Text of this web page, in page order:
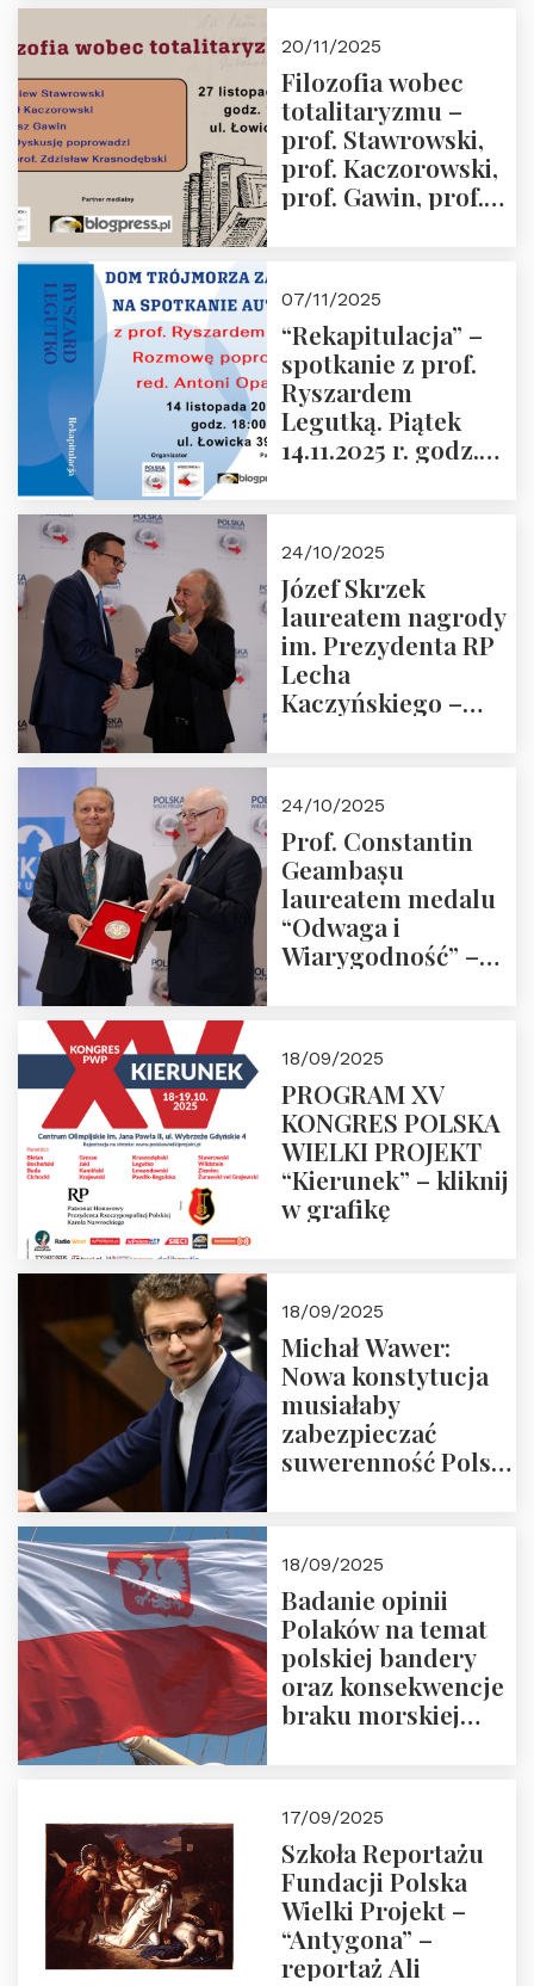
Przemysław
Sobolewski – 4
grudnia 2025 r.
godz. 18:00.
20/11/2025
Filozofia wobec
totalitaryzmu –
prof. Stawrowski,
prof. Kaczorowski,
prof. Gawin, prof.
07/11/2025
“Rekapitulacja” –
spotkanie z prof.
Ryszardem
Legutką. Piątek
14.11.2025 r. godz.
24/10/2025
Józef Skrzek
laureatem nagrody
im. Prezydenta RP
Lecha
Kaczyńskiego –
24/10/2025
Prof. Constantin
Geambașu
laureatem medalu
“Odwaga i
Wiarygodność” –
18/09/2025
PROGRAM XV
KONGRES POLSKA
WIELKI PROJEKT
“Kierunek” – kliknij
w grafikę
18/09/2025
Michał Wawer:
Nowa konstytucja
musiałaby
zabezpieczać
suwerenność Polski
18/09/2025
Badanie opinii
Polaków na temat
polskiej bandery
oraz konsekwencje
braku morskiej
17/09/2025
Szkoła Reportażu
Fundacji Polska
Wielki Projekt –
“Antygona” –
reportaż Ali